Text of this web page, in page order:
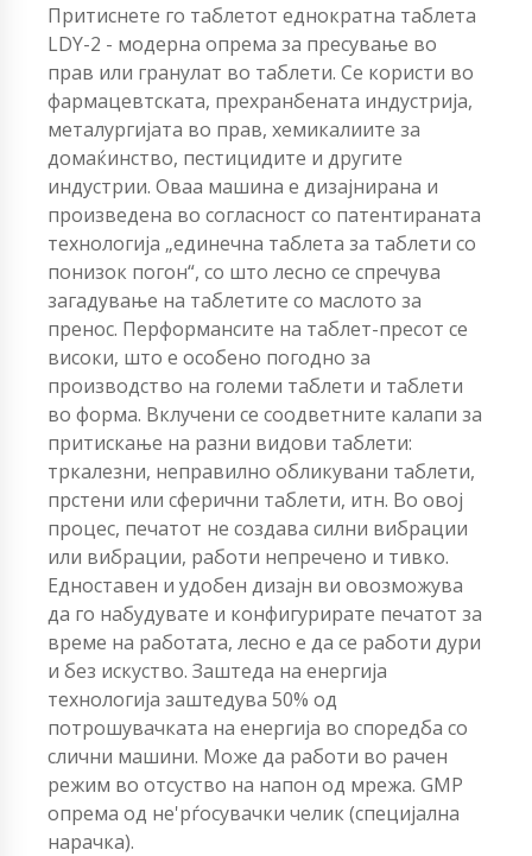
Притиснете го таблетот еднократна таблета
LDY-2 - модерна опрема за пресување во
прав или гранулат во таблети. Се користи во
фармацевтската, прехранбената индустрија,
металургијата во прав, хемикалиите за
домаќинство, пестицидите и другите
индустрии. Оваа машина е дизајнирана и
произведена во согласност со патентираната
технологија „единечна таблета за таблети со
понизок погон“, со што лесно се спречува
загадување на таблетите со маслото за
пренос. Перформансите на таблет-пресот се
високи, што е особено погодно за
производство на големи таблети и таблети
во форма. Вклучени се соодветните калапи за
притискање на разни видови таблети:
тркалезни, неправилно обликувани таблети,
прстени или сферични таблети, итн. Во овој
процес, печатот не создава силни вибрации
или вибрации, работи непречено и тивко.
Едноставен и удобен дизајн ви овозможува
да го набудувате и конфигурирате печатот за
време на работата, лесно е да се работи дури
и без искуство. Заштеда на енергија
технологија заштедува 50% од
потрошувачката на енергија во споредба со
слични машини. Може да работи во рачен
режим во отсуство на напон од мрежа. GMP
опрема од не'рѓосувачки челик (специјална
нарачка).